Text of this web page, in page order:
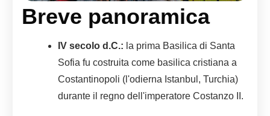
Breve panoramica
IV secolo d.C.: la prima Basilica di Santa
Sofia fu costruita come basilica cristiana a
Costantinopoli (l'odierna Istanbul, Turchia)
durante il regno dell'imperatore Costanzo II.